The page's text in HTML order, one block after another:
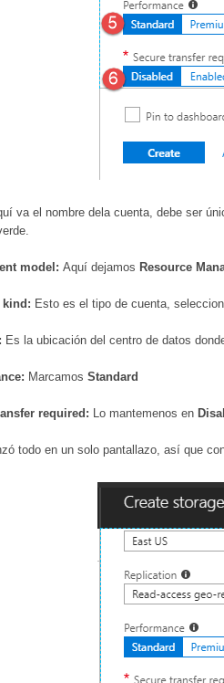
va el nombre dela cuenta, debe ser
model: Aquí dejamos Resource
Esto es el tipo de cuenta,
Es la ubicación del centro de datos
Marcamos Standard
required: Lo mantemenos en
todo en un solo pantallazo, así que